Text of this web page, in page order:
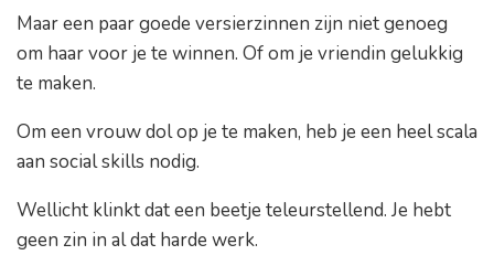
Maar een paar goede versierzinnen zijn niet genoeg
om haar voor je te winnen. Of om je vriendin gelukkig
te maken.
Om een vrouw dol op je te maken, heb je een heel scala
aan social skills nodig.
Wellicht klinkt dat een beetje teleurstellend. Je hebt
geen zin in al dat harde werk.